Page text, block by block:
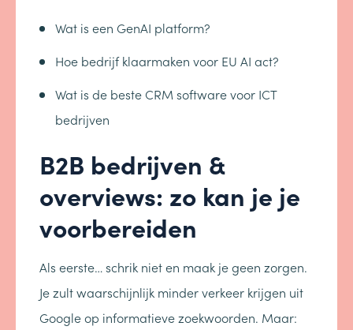
Wat is een GenAI platform?
Hoe bedrijf klaarmaken voor EU AI act?
Wat is de beste CRM software voor ICT
bedrijven
B2B bedrijven &
overviews: zo kan je je
voorbereiden
Als eerste… schrik niet en maak je geen zorgen.
Je zult waarschijnlijk minder verkeer krijgen uit
Google op informatieve zoekwoorden. Maar: